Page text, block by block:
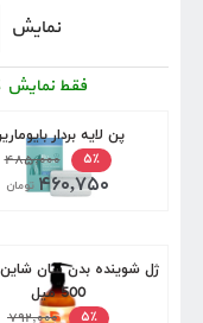
نمایش
فقط نمایش
پن لایه بردار
۵٪
۴۸۵,۰۰۰
۴۶۰,۷۵۰ تومان
ژل شوینده بدن سان شاین
500 میل
۵٪
۷۹۲,۰۰۰